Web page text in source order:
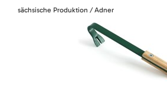
sächsische Produktion / Adner